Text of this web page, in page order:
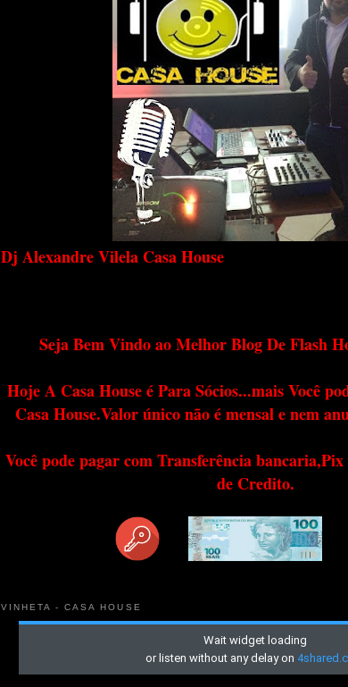
Dj Alexandre Vilela Casa House
Seja Bem Vindo ao Melhor Blog De Flash
Hoje A Casa House é Para Sócios...mais Você
Casa House.Valor único não é mensal e nem
Você pode pagar com Transferência
de Credito.
VINHETA - CASA HOUSE